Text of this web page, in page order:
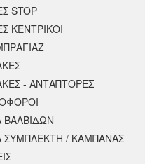
STOP
ΚΕΝΤΡΙΚΟΙ
- ΑΝΤΑΠΤΟΡΕΣ
ΒΑΛΒΙΔΩΝ
ΣΥΜΠΛΕΚΤΗ / ΚΑΜΠΑΝΑΣ